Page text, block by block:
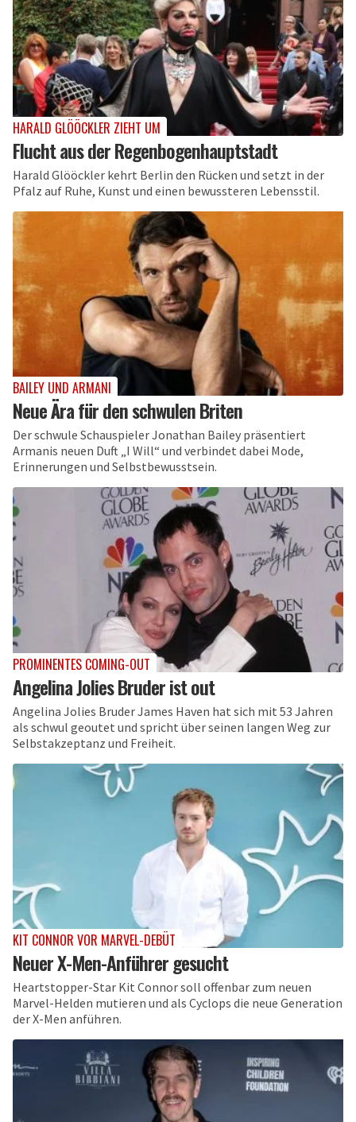
HARALD GLÖÖCKLER ZIEHT UM
Flucht aus der Regenbogenhauptstadt
Harald Glööckler kehrt Berlin den Rücken und setzt in der
Pfalz auf Ruhe, Kunst und einen bewussteren Lebensstil.
BAILEY UND ARMANI
Neue Ära für den schwulen Briten
Der schwule Schauspieler Jonathan Bailey präsentiert
Armanis neuen Duft „I Will“ und verbindet dabei Mode,
Erinnerungen und Selbstbewusstsein.
PROMINENTES COMING-OUT
Angelina Jolies Bruder ist out
Angelina Jolies Bruder James Haven hat sich mit 53 Jahren
als schwul geoutet und spricht über seinen langen Weg zur
Selbstakzeptanz und Freiheit.
KIT CONNOR VOR MARVEL-DEBÜT
Neuer X-Men-Anführer gesucht
Heartstopper-Star Kit Connor soll offenbar zum neuen
Marvel-Helden mutieren und als Cyclops die neue Generation
der X-Men anführen.